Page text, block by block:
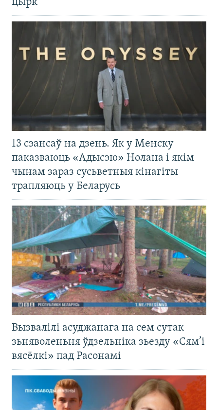
13 сэансаў на дзень. Як у Менску
паказваюць «Адысэю» Нолана і якім
чынам зараз сусьветныя кінагіты
трапляюць у Беларусь
Вызвалілі асуджанага на сем сутак
зьняволеньня ўдзельніка зьезду «Сям’і
вясёлкі» пад Расонамі